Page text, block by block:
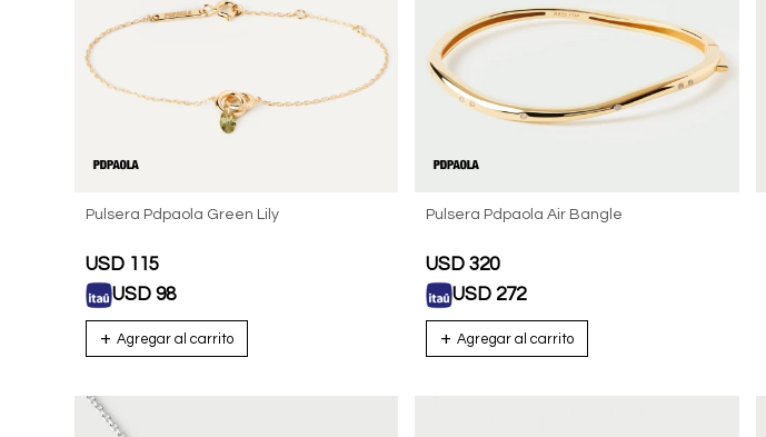
Pulsera Pdpaola Green Lily
USD 115
USD 98
Pulsera Pdpaola Air Bangle
USD 320
USD 272